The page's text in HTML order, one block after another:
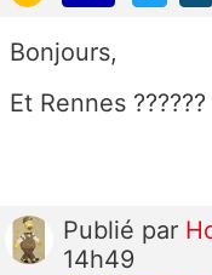
Bonjours,
Et Rennes ??????
Publié par
14h49